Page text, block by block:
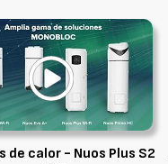
de calor - Nuos Plus S2